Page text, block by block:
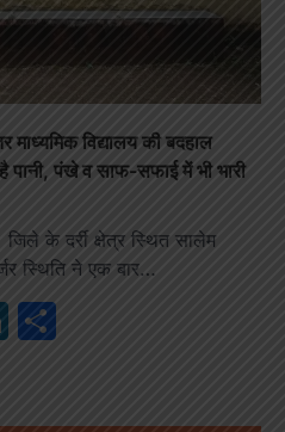
माध्यमिक विद्यालय की बदहाल
पानी, पंखे व साफ-सफाई में भी भारी
के दर्री क्षेत्र स्थित सालेम
स्थिति ने एक बार…
LinkedIn